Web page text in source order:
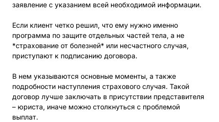
заявление с указанием всей необходимой информации.
Если клиент четко решил, что ему нужно именно
программа по защите отдельных частей тела, а не
*страхование от болезней* или несчастного случая,
приступают к подписанию договора.
В нем указываются основные моменты, а также
подробности наступления страхового случая. Такой
договор лучше заключать в присутствии представителя
– юриста, иначе можно столкнуться с проблемой
выплат.